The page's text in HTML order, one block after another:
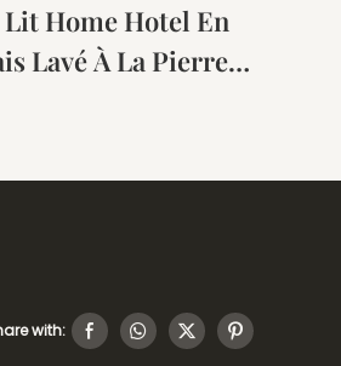
Lit Home Hotel En
Lavé À La Pierre
with: